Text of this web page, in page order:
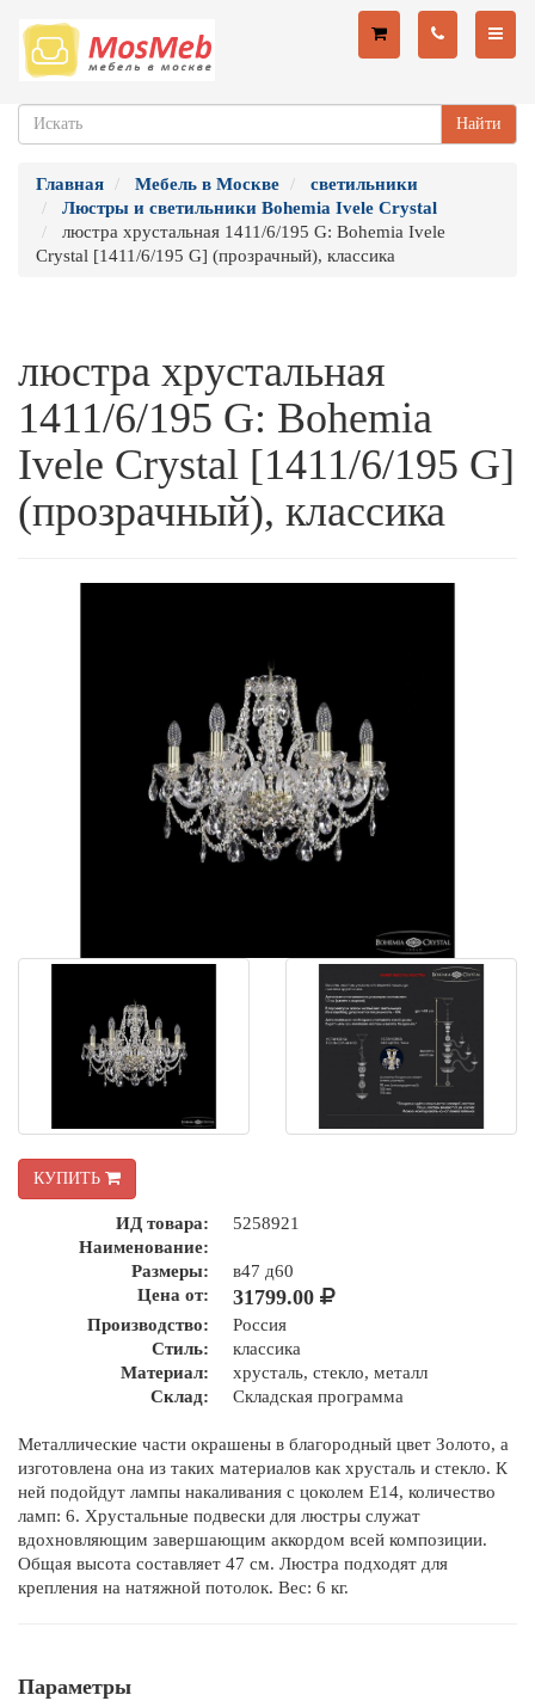
Найти
Главная Мебель в Москве
светильники
Люстры и светильники Bohemia Ivele Crystal
люстра хрустальная 1411/6/195 G: Bohemia Ivele
Crystal [1411/6/195 G] (прозрачный), классика
люстра хрустальная
1411/6/195 G: Bohemia
Ivele Crystal [1411/6/195 G]
(прозрачный), классика
КУПИТЬ
ИД товара:
5258921
Наименование:
Размеры:
в47 д60
Цена от:
31799.00
Производство:
Россия
Стиль:
классика
Материал:
хрусталь, стекло, металл
Склад:
Складская программа
Металлические части окрашены в благородный цвет Золото, а
изготовлена она из таких материалов как хрусталь и cтекло. К
ней подойдут лампы накаливания с цоколем E14, количество
ламп: 6. Хрустальные подвески для люстры служат
вдохновляющим завершающим аккордом всей композиции.
Общая высота составляет 47 см. Люстра подходят для
крепления на натяжной потолок. Вес: 6 кг.
Параметры